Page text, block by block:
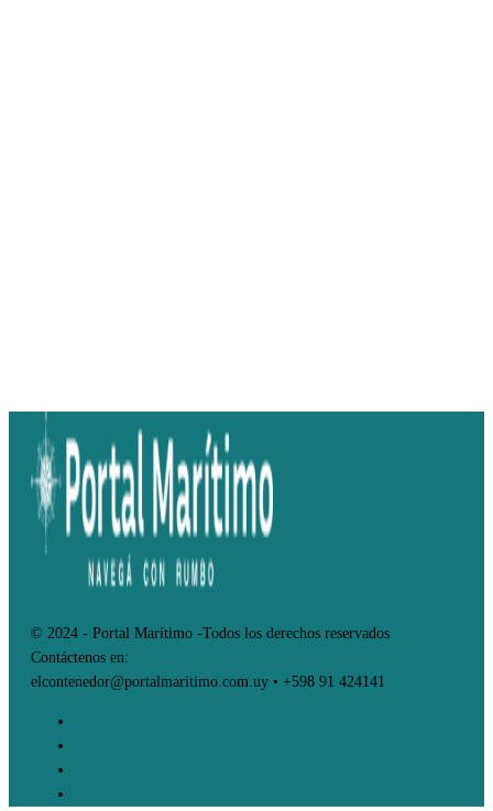
© 2024 - Portal Marítimo -Todos los derechos reservados
Contáctenos en:
elcontenedor@portalmaritimo.com.uy • +598 91 424141